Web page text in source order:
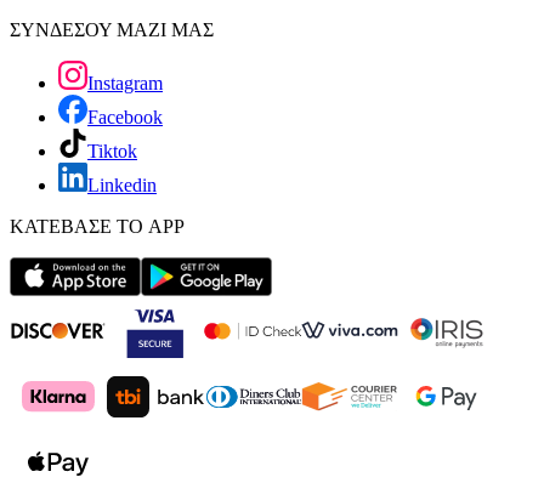
ΣΥΝΔΕΣΟΥ ΜΑΖΙ ΜΑΣ
Instagram
Facebook
Tiktok
Linkedin
ΚΑΤΕΒΑΣΕ ΤΟ APP